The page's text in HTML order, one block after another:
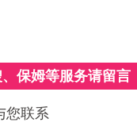
保姆等服务请留言
您联系